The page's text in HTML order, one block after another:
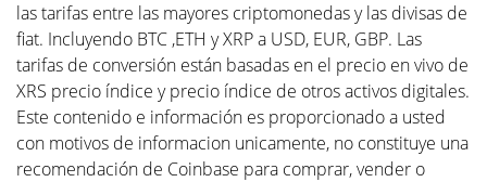
las tarifas entre las mayores criptomonedas y las divisas de
fiat. Incluyendo BTC ,ETH y XRP a USD, EUR, GBP. Las
tarifas de conversión están basadas en el precio en vivo de
XRS precio índice y precio índice de otros activos digitales.
Este contenido e información es proporcionado a usted
con motivos de informacion unicamente, no constituye una
recomendación de Coinbase para comprar, vender o